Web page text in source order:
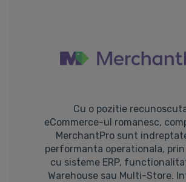
Cu o pozitie
eCommerce-ul romanesc,
MerchantPro sunt
performanta operationala,
cu sisteme ERP,
Warehouse sau Multi-Store.